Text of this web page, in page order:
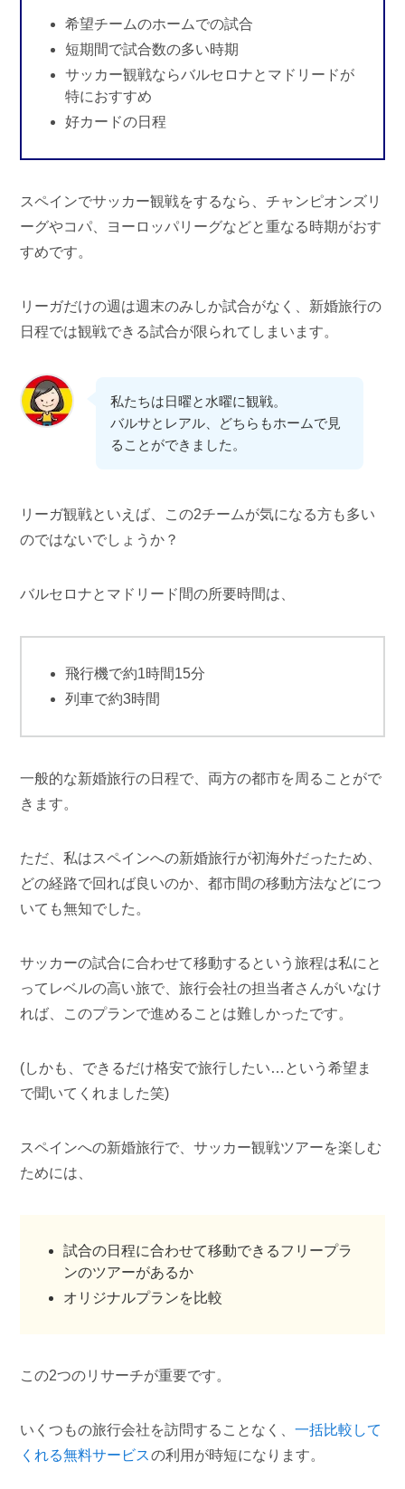
希望チームのホームでの試合
短期間で試合数の多い時期
サッカー観戦ならバルセロナとマドリードが
特におすすめ
好カードの日程
スペインでサッカー観戦をするなら、チャンピオンズリ
ーグやコパ、ヨーロッパリーグなどと重なる時期がおす
すめです。
リーガだけの週は週末のみしか試合がなく、新婚旅行の
日程では観戦できる試合が限られてしまいます。
私たちは日曜と水曜に観戦。
バルサとレアル、どちらもホームで見
ることができました。
リーガ観戦といえば、この2チームが気になる方も多い
のではないでしょうか？
バルセロナとマドリード間の所要時間は、
飛行機で約1時間15分
列車で約3時間
一般的な新婚旅行の日程で、両方の都市を周ることがで
きます。
ただ、私はスペインへの新婚旅行が初海外だったため、
どの経路で回れば良いのか、都市間の移動方法などにつ
いても無知でした。
サッカーの試合に合わせて移動するという旅程は私にと
ってレベルの高い旅で、旅行会社の担当者さんがいなけ
れば、このプランで進めることは難しかったです。
(しかも、できるだけ格安で旅行したい…という希望ま
で聞いてくれました笑)
スペインへの新婚旅行で、サッカー観戦ツアーを楽しむ
ためには、
試合の日程に合わせて移動できるフリープラ
ンのツアーがあるか
オリジナルプランを比較
この2つのリサーチが重要です。
いくつもの旅行会社を訪問することなく、一括比較して
くれる無料サービスの利用が時短になります。